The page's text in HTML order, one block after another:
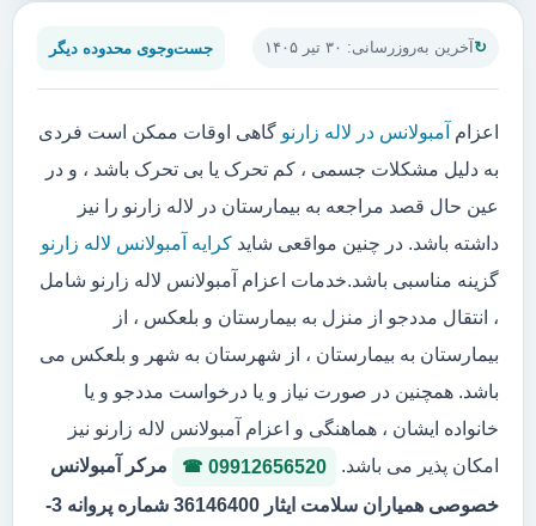
آخرین به‌روزرسانی: ۳۰ تیر ۱۴۰۵ جست‌وجوی محدوده دیگر
اعزام آمبولانس در لاله زارنو گاهی اوقات ممکن است فردی
به دلیل مشکلات جسمی ، کم تحرک یا بی تحرک باشد ، و در
عین حال قصد مراجعه به بیمارستان در لاله زارنو را نیز
داشته باشد. در چنین مواقعی شاید کرایه آمبولانس لاله زارنو
گزینه مناسبی باشد.خدمات اعزام آمبولانس لاله زارنو شامل
، انتقال مددجو از منزل به بیمارستان و بلعکس ، از
بیمارستان به بیمارستان ، از شهرستان به شهر و بلعکس می
باشد. همچنین در صورت نیاز و یا درخواست مددجو و یا
خانواده ایشان ، هماهنگی و اعزام آمبولانس لاله زارنو نیز
امکان پذیر می باشد.
09912656520
مرکر آمبولانس
خصوصی همیاران سلامت ایثار 36146400 شماره پروانه 3-